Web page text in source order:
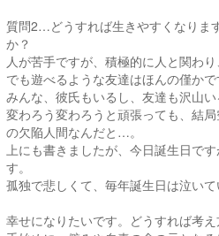
質問2…どうすれば生きやすくなりま
か？
人が苦手ですが、積極的に人と関わり
でも遊べるような友達はほんの僅かで
みんな、彼氏もいるし、友達も沢山い
変わろう変わろうと頑張っても、結
の欠陥人間なんだと…。
上にも書きましたが、今日誕生日で
す。
孤独で悲しくて、毎年誕生日は泣いて
幸せになりたいです。どうすれば考